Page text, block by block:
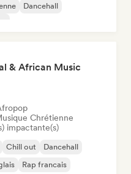
Dancehall
& African Music
Chrétienne
impactante(s)
Chill out
Dancehall
Rap francais